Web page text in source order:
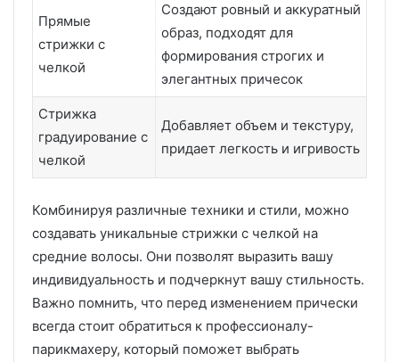
Прямые
стрижки с
челкой
Создают ровный и аккуратный
образ, подходят для
формирования строгих и
элегантных причесок
Стрижка
градуирование с
челкой
Добавляет объем и текстуру,
придает легкость и игривость
Комбинируя различные техники и стили, можно
создавать уникальные стрижки с челкой на
средние волосы. Они позволят выразить вашу
индивидуальность и подчеркнут вашу стильность.
Важно помнить, что перед изменением прически
всегда стоит обратиться к профессионалу-
парикмахеру, который поможет выбрать